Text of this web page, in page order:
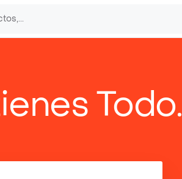
Todo.